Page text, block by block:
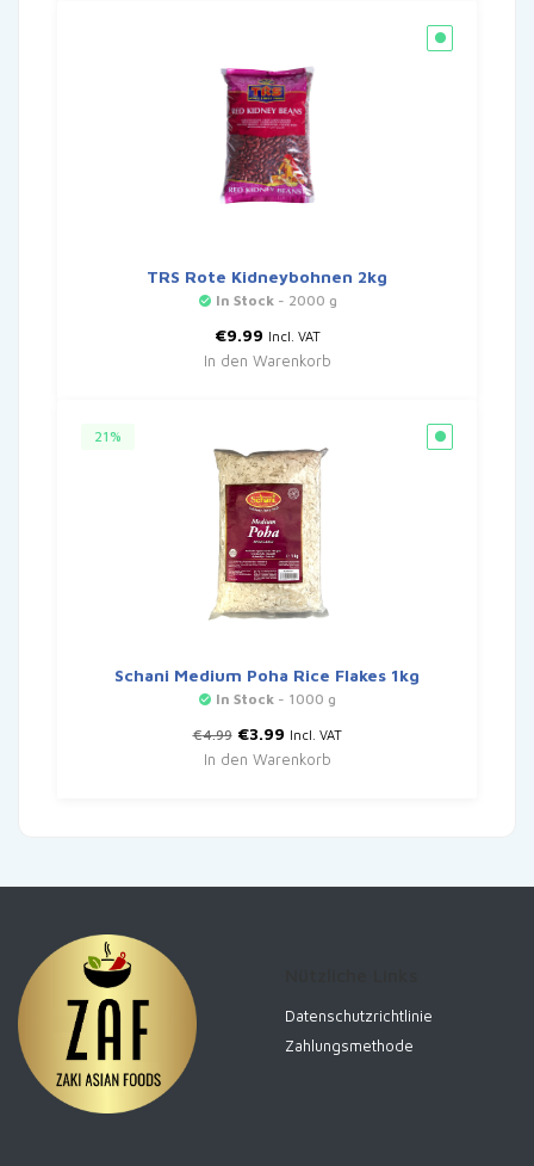
TRS Rote Kidneybohnen 2kg
In Stock- 2000 g
€9.99 Incl. VAT
In den Warenkorb
21%
Schani Medium Poha Rice Flakes 1kg
In Stock - 1000 g
€4.99 Ursprünglicher
Preis
war:
€3.99Aktueller
Preis
ist:
Incl. VAT
In den Warenkorb
Datenschutzrichtlinie
Zahlungsmethode